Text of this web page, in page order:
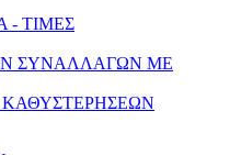
- ΤΙΜΕΣ
ΣΥΝΑΛΛΑΓΩΝ ΜΕ
ΚΑΘΥΣΤΕΡΗΣΕΩΝ